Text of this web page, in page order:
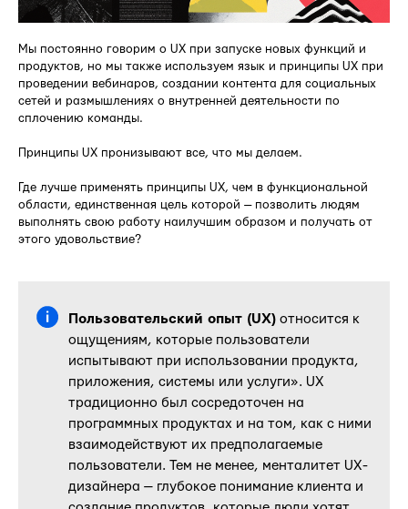
Мы постоянно говорим о UX при запуске новых функций и
продуктов, но мы также используем язык и принципы UX при
проведении вебинаров, создании контента для социальных
сетей и размышлениях о внутренней деятельности по
сплочению команды.
Принципы UX пронизывают все, что мы делаем.
Где лучше применять принципы UX, чем в функциональной
области, единственная цель которой — позволить людям
выполнять свою работу наилучшим образом и получать от
этого удовольствие?
Пользовательский опыт (UX) относится к
ощущениям, которые пользователи
испытывают при использовании продукта,
приложения, системы или услуги». UX
традиционно был сосредоточен на
программных продуктах и на том, как с ними
взаимодействуют их предполагаемые
пользователи. Тем не менее, менталитет UX-
дизайнера — глубокое понимание клиента и